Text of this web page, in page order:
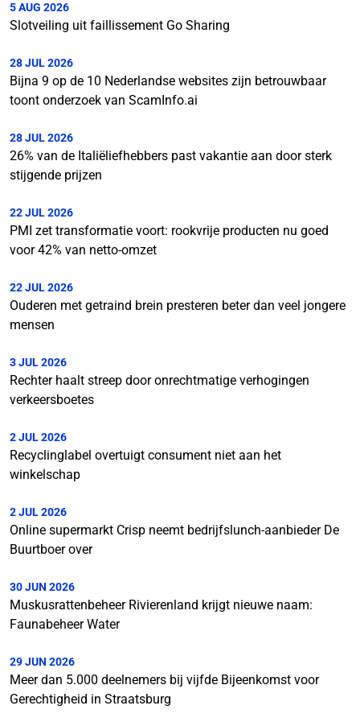
5 AUG 2026
Slotveiling uit faillissement Go Sharing
28 JUL 2026
Bijna 9 op de 10 Nederlandse websites zijn betrouwbaar
toont onderzoek van ScamInfo.ai
28 JUL 2026
26% van de Italiëliefhebbers past vakantie aan door sterk
stijgende prijzen
22 JUL 2026
PMI zet transformatie voort: rookvrije producten nu goed
voor 42% van netto-omzet
22 JUL 2026
Ouderen met getraind brein presteren beter dan veel jongere
mensen
3 JUL 2026
Rechter haalt streep door onrechtmatige verhogingen
verkeersboetes
2 JUL 2026
Recyclinglabel overtuigt consument niet aan het
winkelschap
2 JUL 2026
Online supermarkt Crisp neemt bedrijfslunch-aanbieder De
Buurtboer over
30 JUN 2026
Muskusrattenbeheer Rivierenland krijgt nieuwe naam:
Faunabeheer Water
29 JUN 2026
Meer dan 5.000 deelnemers bij vijfde Bijeenkomst voor
Gerechtigheid in Straatsburg